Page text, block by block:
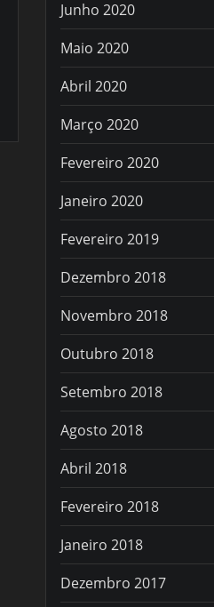
Junho 2020
Maio 2020
Abril 2020
Março 2020
Fevereiro 2020
Janeiro 2020
Fevereiro 2019
Dezembro 2018
Novembro 2018
Outubro 2018
Setembro 2018
Agosto 2018
Abril 2018
Fevereiro 2018
Janeiro 2018
Dezembro 2017